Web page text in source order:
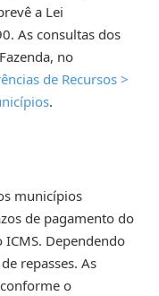
a Lei
As consultas dos
no
de Recursos >
. ​
municípios
de pagamento do
Dependendo
repasses. As
o